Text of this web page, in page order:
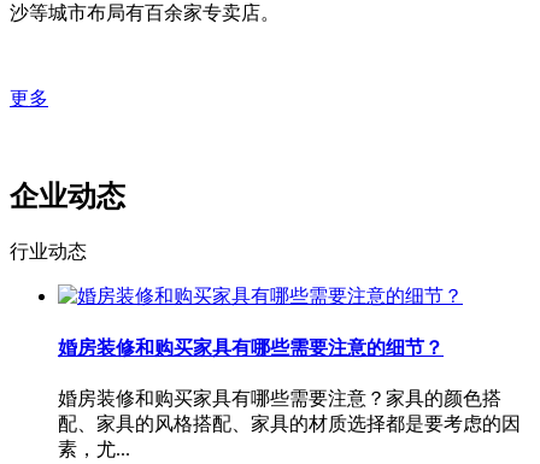
沙等城市布局有百余家专卖店。
更多
企业动态
行业动态
婚房装修和购买家具有哪些需要注意的细节？
婚房装修和购买家具有哪些需要注意？家具的颜色搭
配、家具的风格搭配、家具的材质选择都是要考虑的因
素，尤...